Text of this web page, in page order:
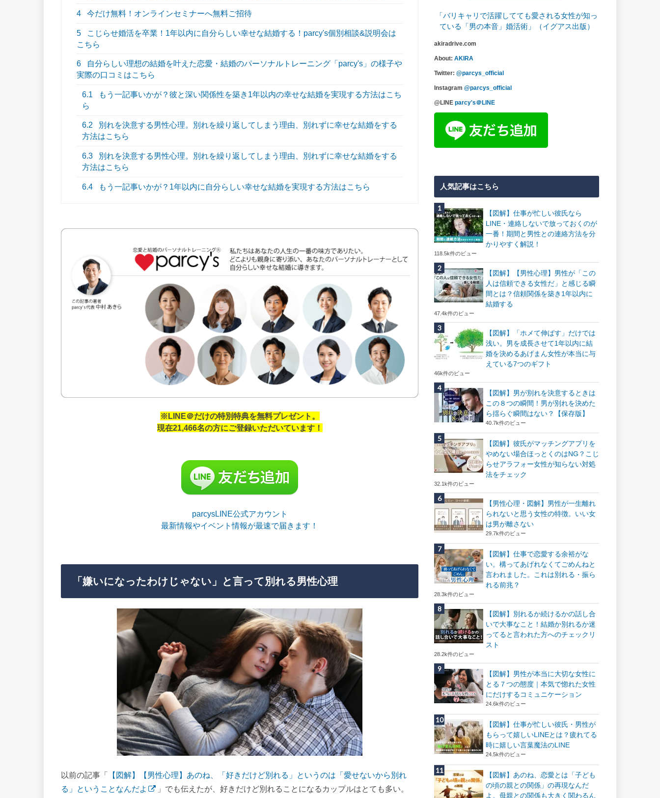
4 今だけ無料！オンラインセミナーへ無料ご招待
5
こじらせ婚活を卒業！1年以内に自分らしい幸せな結婚する！parcy's個別相談&説明会は
こちら
6
自分らしい理想の結婚を叶えた恋愛・結婚のパーソナルトレーニング「parcy's」の様子や
実際の口コミはこちら
6.1
もう一記事いかが？彼と深い関係性を築き1年以内の幸せな結婚を実現する方法はこち
ら
6.2
別れを決意する男性心理。別れを繰り返してしまう理由、別れずに幸せな結婚をする
方法はこちら
6.3
別れを決意する男性心理。別れを繰り返してしまう理由、別れずに幸せな結婚をする
方法はこちら
6.4 もう一記事いかが？1年以内に自分らしい幸せな結婚を実現する方法はこちら
※LINE＠だけの特別特典を無料プレゼント。
現在21,466名の方にご登録いただいています！
parcysLINE公式アカウント
最新情報やイベント情報が最速で届きます！
「嫌いになったわけじゃない」と言って別れる男性心理
以前の記事「 【図解】【男性心理】あのね、「好きだけど別れる」というのは「愛せないから別れ
る」ということなんだよ
」でも伝えたが、好きだけど別れることになるカップルはとても多い。
「バリキャリで活躍してても愛される女性が知っ
ている「男の本音」婚活術」（イグアス出版）
akiradrive.com
About: AKIRA
Twitter: @parcys_official
Instagram @parcys_official
@LINE parcy's＠LINE
人気記事はこちら
【図解】仕事が忙しい彼氏なら
LINE・連絡しないで放っておくのが
一番！期間と男性との連絡方法を分
かりやすく解説！
118.5k件のビュー
【図解】【男性心理】男性が「この
人は信頼できる女性だ」と感じる瞬
間とは？信頼関係を築き1年以内に
結婚する
47.4k件のビュー
【図解】「ホメて伸ばす」だけでは
浅い。男を成長させて1年以内に結
婚を決めるあげまん女性が本当に与
えている7つのギフト
46k件のビュー
【図解】男が別れを決意するときは
この８つの瞬間！男が別れを決めた
ら揺らぐ瞬間はない？【保存版】
40.7k件のビュー
【図解】彼氏がマッチングアプリを
やめない場合ほっとくのはNG？こじ
らせアラフォー女性が知らない対処
法をチェック
32.1k件のビュー
【男性心理・図解】男性が一生離れ
られないと思う女性の特徴。いい女
は男が離さない
29.7k件のビュー
【図解】仕事で恋愛する余裕がな
い。構ってあげれなくてごめんねと
言われました。これは別れる・振ら
れる前兆？
28.3k件のビュー
【図解】別れるか続けるかの話し合
いで大事なこと！結婚か別れるか迷
ってると言われた方へのチェックリ
スト
28.2k件のビュー
【図解】男性が本当に大切な女性に
とる７つの態度｜本気で惚れた女性
にだけするコミュニケーション
24.6k件のビュー
【図解】仕事が忙しい彼氏・男性が
もらって嬉しいLINEとは？疲れてる
時に嬉しい言葉魔法のLINE
24.5k件のビュー
【図解】あのね、恋愛とは「子ども
の頃の親との関係」の再現なんだ
よ。母親との関係も大きく関わるん